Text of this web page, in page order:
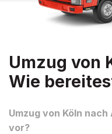
Umzug von
Wie
Umzug von Köln
vor?